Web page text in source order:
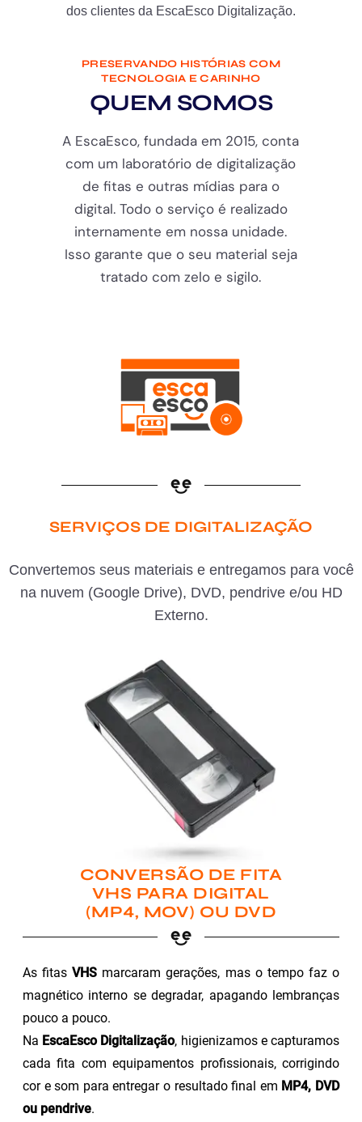
dos clientes da EscaEsco Digitalização.
PRESERVANDO HISTÓRIAS COM
TECNOLOGIA E CARINHO
QUEM SOMOS
A EscaEsco, fundada em 2015, conta
com um laboratório de digitalização
de fitas e outras mídias para o
digital. Todo o serviço é realizado
internamente em nossa unidade.
Isso garante que o seu material seja
tratado com zelo e sigilo.
SERVIÇOS DE DIGITALIZAÇÃO
Convertemos seus materiais e entregamos para você
na nuvem (Google Drive), DVD, pendrive e/ou HD
Externo.
CONVERSÃO DE FITA
VHS PARA DIGITAL
(MP4, MOV) OU DVD
As fitasVHS marcaram gerações, mas o tempo faz o
magnético interno se degradar, apagando lembranças
pouco a pouco.
Na EscaEsco Digitalização, higienizamos e capturamos
cada fita com equipamentos profissionais, corrigindo
cor e som para entregar o resultado final em MP4, DVD
ou pendrive.